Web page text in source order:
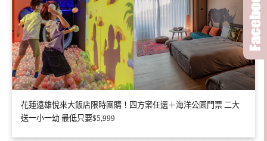
花蓮遠雄悅來大飯店限時團購！四方案任選＋海洋公園門票 二大
送一小一幼 最低只要$5,999